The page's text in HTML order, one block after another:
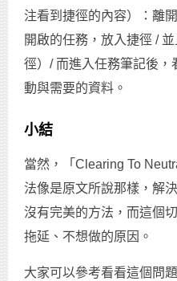
注看到捷徑的內容）：離
開啟的任務，放入捷徑 /
徑）/ 而進入任務筆記後
動與需要的資料。
小結
當然，「Clearing To
法像是原文所說那樣，解
沒有完美的方法，而這個
拖延、不想做的原因。
大家可以參考看看這個問